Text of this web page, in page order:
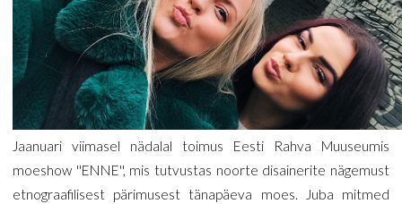
Jaanuari viimasel nädalal toimus Eesti Rahva Muuseumis
moeshow ''ENNE'', mis tutvustas noorte disainerite nägemust
etnograafilisest pärimusest tänapäeva moes. Juba mitmed